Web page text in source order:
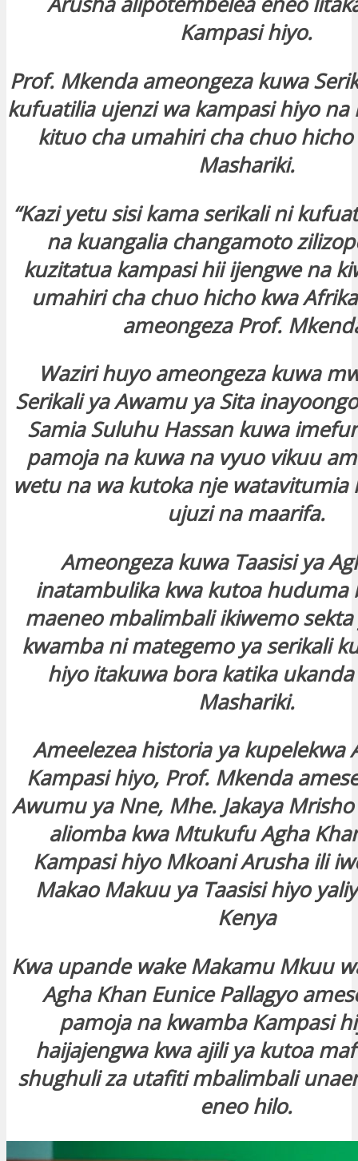
Kampasi hiyo.
Prof. Mkenda ameongeza kuwa
kufuatilia ujenzi wa kampasi hiyo na
kituo cha umahiri cha chuo hicho
Mashariki.
“Kazi yetu sisi kama serikali ni
na kuangalia changamoto
kuzitatua kampasi hii ijengwe na
umahiri cha chuo hicho kwa
ameongeza Prof.
Waziri huyo ameongeza kuwa
Serikali ya Awamu ya Sita
Samia Suluhu Hassan kuwa
pamoja na kuwa na vyuo vikuu
wetu na wa kutoka nje watavitumia
ujuzi na maarifa.
Ameongeza kuwa Taasisi ya
inatambulika kwa kutoa huduma
maeneo mbalimbali ikiwemo
kwamba ni mategemo ya serikali
hiyo itakuwa bora katika
Mashariki.
Ameelezea historia ya kupelekwa
Kampasi hiyo, Prof. Mkenda
Awumu ya Nne, Mhe. Jakaya
aliomba kwa Mtukufu Agha
Kampasi hiyo Mkoani Arusha ili
Makao Makuu ya Taasisi hiyo
Kenya
Kwa upande wake Makamu Mkuu
Agha Khan Eunice Pallagyo
pamoja na kwamba Kampasi
haijajengwa kwa ajili ya kutoa
shughuli za utafiti mbalimbali
eneo hilo.